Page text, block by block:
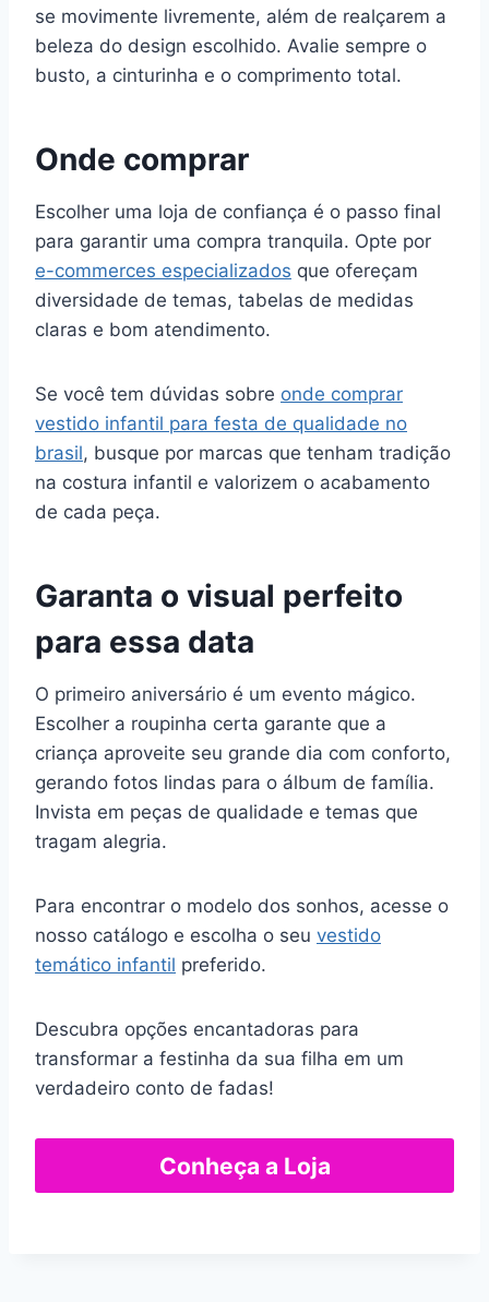
se movimente livremente, além de realçarem a
beleza do design escolhido. Avalie sempre o
busto, a cinturinha e o comprimento total.
Onde comprar
Escolher uma loja de confiança é o passo final
para garantir uma compra tranquila. Opte por
e-commerces especializados que ofereçam
diversidade de temas, tabelas de medidas
claras e bom atendimento.
Se você tem dúvidas sobre onde comprar
vestido infantil para festa de qualidade no
brasil, busque por marcas que tenham tradição
na costura infantil e valorizem o acabamento
de cada peça.
Garanta o visual perfeito
para essa data
O primeiro aniversário é um evento mágico.
Escolher a roupinha certa garante que a
criança aproveite seu grande dia com conforto,
gerando fotos lindas para o álbum de família.
Invista em peças de qualidade e temas que
tragam alegria.
Para encontrar o modelo dos sonhos, acesse o
nosso catálogo e escolha o seu vestido
temático infantil preferido.
Descubra opções encantadoras para
transformar a festinha da sua filha em um
verdadeiro conto de fadas!
Conheça a Loja